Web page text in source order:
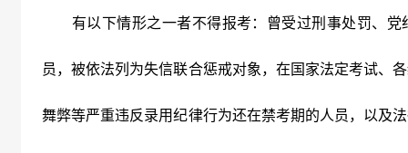
有以下情形之一者不得报考：曾受过刑事处罚、党
员，被依法列为失信联合惩戒对象，在国家法定考试、
舞弊等严重违反录用纪律行为还在禁考期的人员，以及